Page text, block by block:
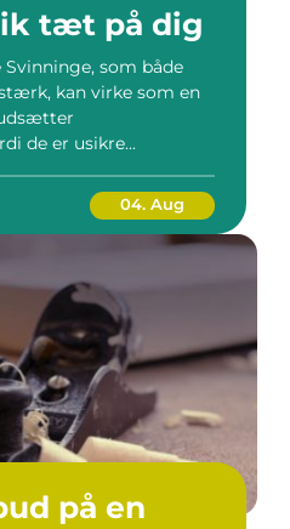
tæt på dig
som både
kan virke som en
de er usikre...
04. Aug
på en